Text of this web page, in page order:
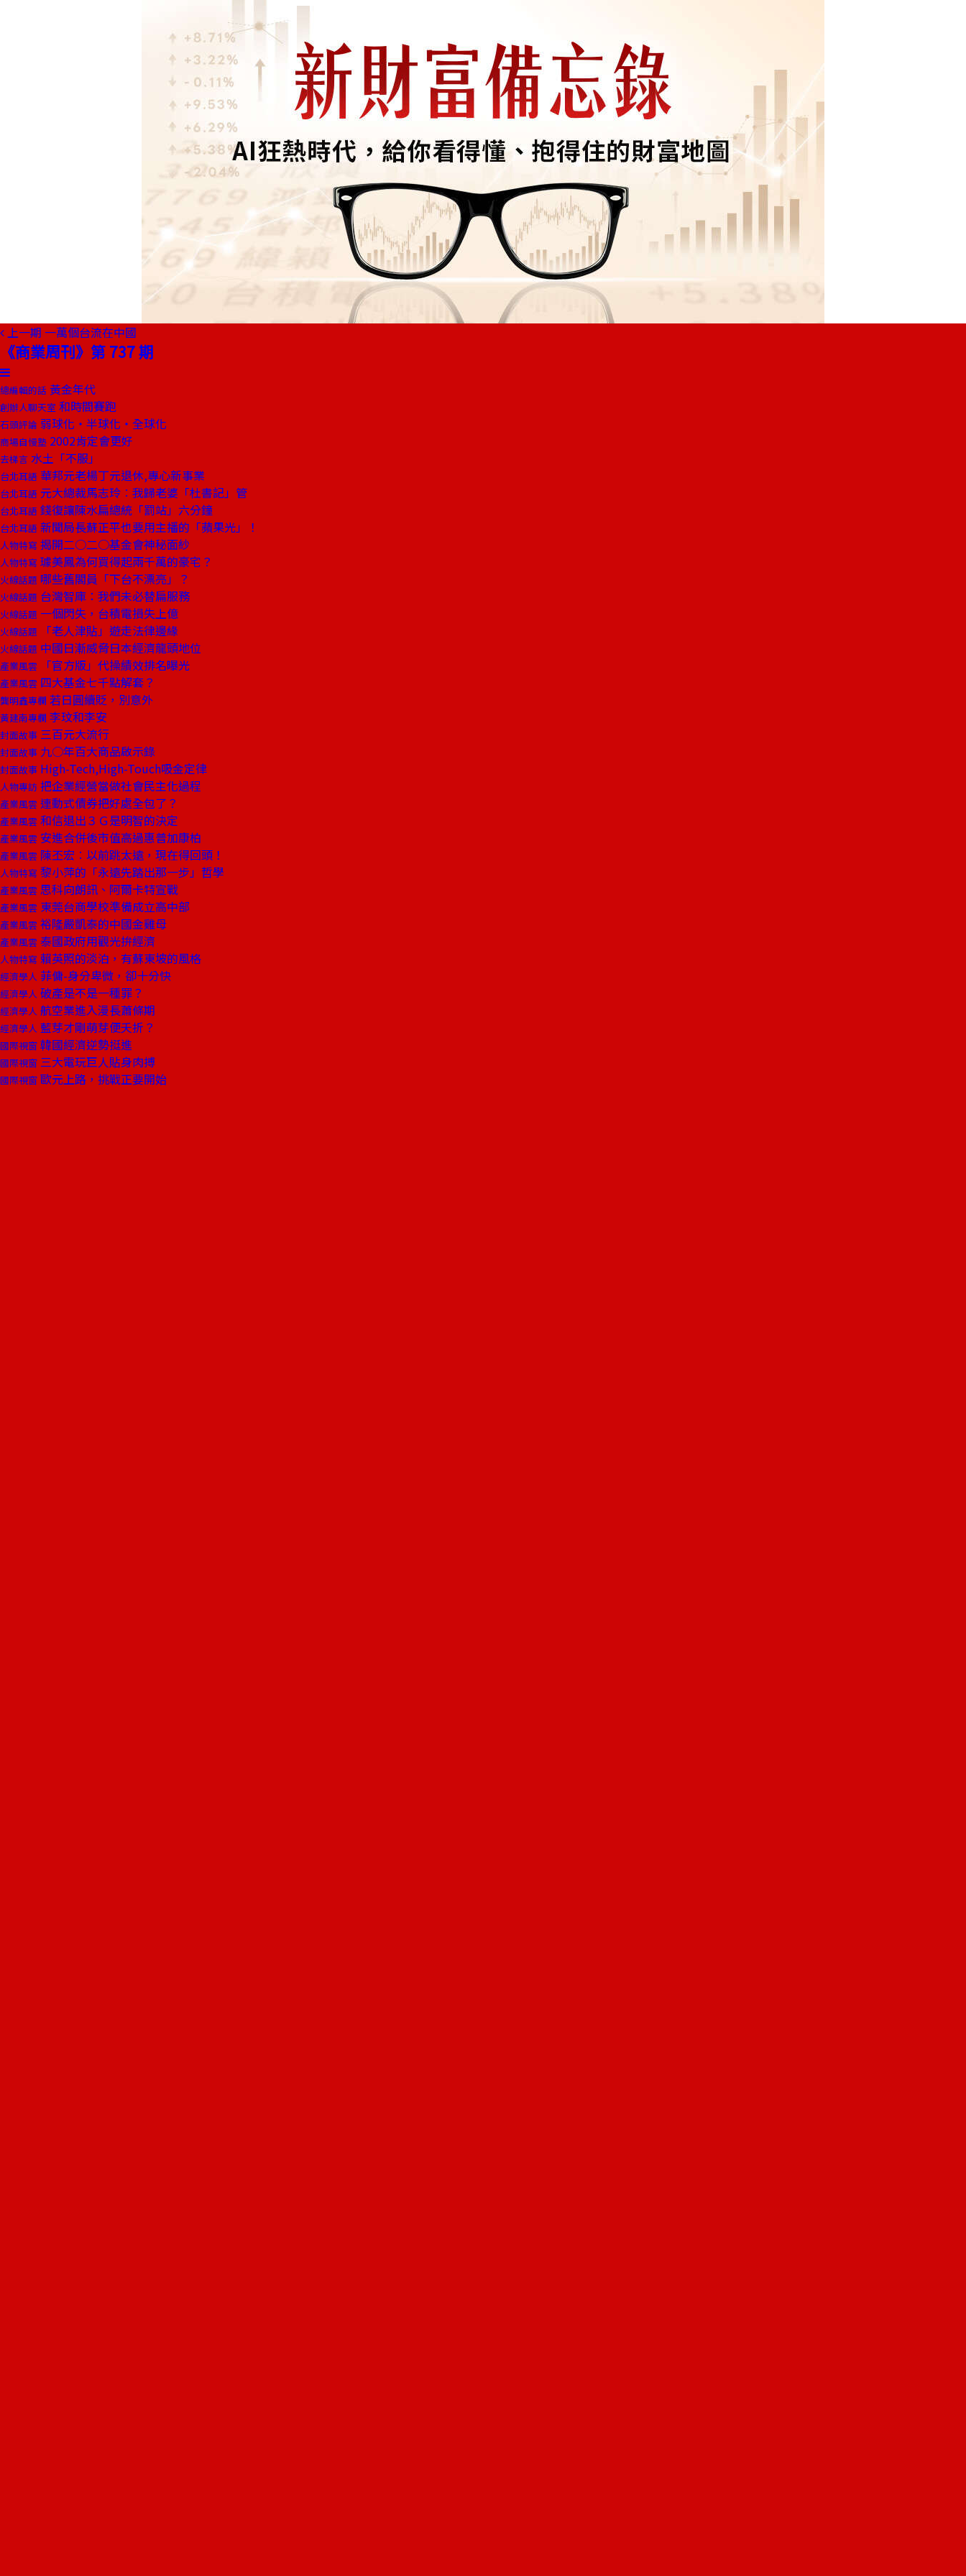
上一期 一萬個台流在中國
《商業周刊》第 737 期
總編輯的話 黃金年代
創辦人聊天室 和時間賽跑
石頭評論 弱球化‧半球化‧全球化
商場自慢塾 2002肯定會更好
去梯言 水土「不服」
台北耳語 華邦元老楊丁元退休,專心新事業
台北耳語 元大總裁馬志玲︰我歸老婆「杜書記」管
台北耳語 錢復讓陳水扁總統「罰站」六分鐘
台北耳語 新聞局長蘇正平也要用主播的「蘋果光」！
人物特寫 揭開二○二○基金會神秘面紗
人物特寫 璩美鳳為何買得起兩千萬的豪宅？
火線話題 哪些舊閣員「下台不漂亮」？
火線話題 台灣智庫：我們未必替扁服務
火線話題 一個閃失，台積電損失上億
火線話題 「老人津貼」遊走法律邊緣
火線話題 中國日漸威脅日本經濟龍頭地位
產業風雲 「官方版」代操績效排名曝光
產業風雲 四大基金七千點解套？
龔明鑫專欄 若日圓續貶，別意外
黃建南專欄 李玟和李安
封面故事 三百元大流行
封面故事 九○年百大商品啟示錄
封面故事 High-Tech,High-Touch吸金定律
人物專訪 把企業經營當做社會民主化過程
產業風雲 連動式債券把好處全包了？
產業風雲 和信退出３Ｇ是明智的決定
產業風雲 安進合併後市值高過惠普加康柏
產業風雲 陳丕宏︰以前跳太遠，現在得回頭！
人物特寫 黎小萍的「永遠先踏出那一步」哲學
產業風雲 思科向朗訊、阿爾卡特宣戰
產業風雲 東莞台商學校準備成立高中部
產業風雲 裕隆嚴凱泰的中國金雞母
產業風雲 泰國政府用觀光拚經濟
人物特寫 賴英照的淡泊，有蘇東坡的風格
經濟學人 菲傭-身分卑微，卻十分快
經濟學人 破產是不是一種罪？
經濟學人 航空業進入漫長蕭條期
經濟學人 藍芽才剛萌芽便夭折？
國際視窗 韓國經濟逆勢挺進
國際視窗 三大電玩巨人貼身肉搏
國際視窗 歐元上路，挑戰正要開始